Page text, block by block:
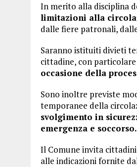
In merito alla disciplina
limitazioni alla
dalle fiere patronali,
Saranno istituiti divieti
cittadine, con
occasione della
Sono inoltre previste
temporanee della
svolgimento in
emergenza e soccorso.
Il Comune invita
alle indicazioni fornite